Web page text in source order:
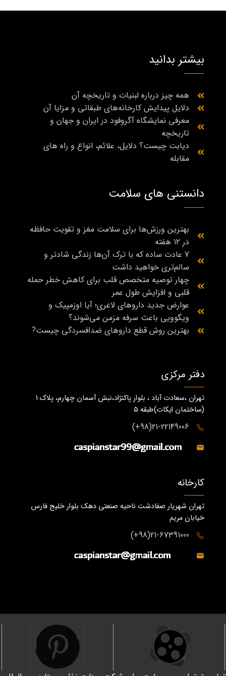
بیشتر بدانید
همه چیز درباره لبنیات و تاریخچه آن
دلایل پیدایش کارخانه‌های طبقاتی و مزایا آن
معرفی نمایشگاه آگروفود در ایران و جهان و
تاریخچه
دیابت چیست؟ دلایل، علائم، انواع و راه‌ های
مقابله
دانستنی های سلامت
بهترین ورزش‌ها برای سلامت مغز و تقویت حافظه
در ۱۲ هفته
7 عادت ساده که با ترک آن‌ها زندگی شادتر و
سالم‌تری خواهید داشت
چهار توصیه متخصص قلب برای کاهش خطر حمله
قلبی و افزایش طول عمر
عوارض جدید داروهای لاغری؛ آیا اوزمپیک و
ویگوویی باعث سرفه مزمن می‌شوند؟
بهترین روش قطع داروهای ضدافسردگی چیست?
دفتر مرکزی
تهران ،سعادت آباد ، بلوار پاکنژاد،نبش آسمان چهارم، پلاک 1
(ساختمان ايكات)طبقه ٥
21-22149006(98+)
کارخانه
تهران شهریار صفادشت ناحیه صنعتی دهک بلوار خلیج فارس
خیابان مریم
21-67391000(98+)